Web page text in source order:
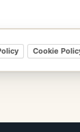
Cookie